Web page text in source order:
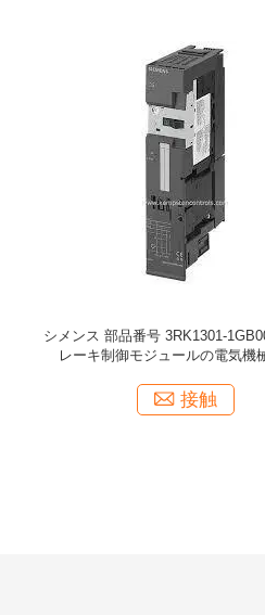
シメンス 部品番号 3RK1301-
レーキ制御モジュールの電気機
接触